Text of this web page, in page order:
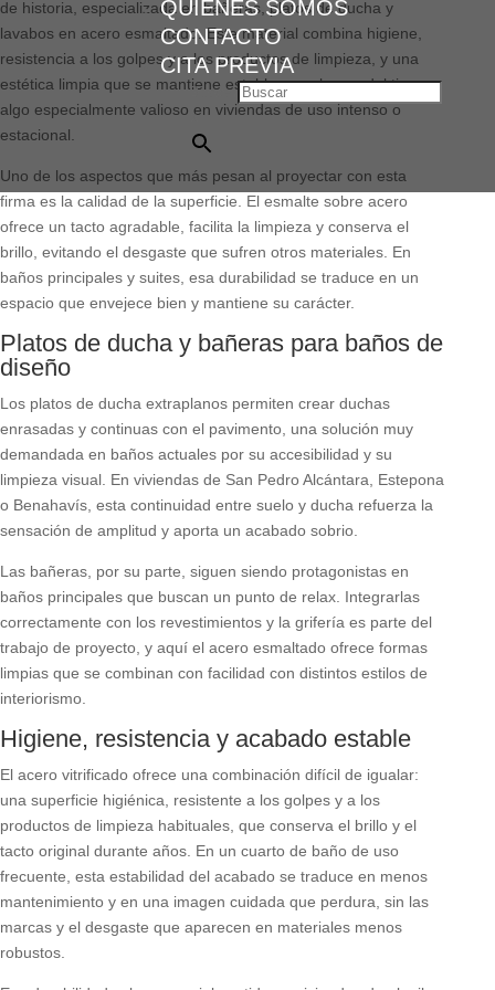
QUIENES SOMOS
CONTACTO
CITA PREVIA
Buscar
×
de historia, especializada en bañeras, platos de ducha y
lavabos en acero esmaltado. Este material combina higiene,
resistencia a los golpes y a los productos de limpieza, y una
estética limpia que se mantiene estable con el paso del tiempo,
algo especialmente valioso en viviendas de uso intenso o
estacional.
Uno de los aspectos que más pesan al proyectar con esta
firma es la calidad de la superficie. El esmalte sobre acero
ofrece un tacto agradable, facilita la limpieza y conserva el
brillo, evitando el desgaste que sufren otros materiales. En
baños principales y suites, esa durabilidad se traduce en un
espacio que envejece bien y mantiene su carácter.
Platos de ducha y bañeras para baños de
diseño
Los platos de ducha extraplanos permiten crear duchas
enrasadas y continuas con el pavimento, una solución muy
demandada en baños actuales por su accesibilidad y su
limpieza visual. En viviendas de San Pedro Alcántara, Estepona
o Benahavís, esta continuidad entre suelo y ducha refuerza la
sensación de amplitud y aporta un acabado sobrio.
Las bañeras, por su parte, siguen siendo protagonistas en
baños principales que buscan un punto de relax. Integrarlas
correctamente con los revestimientos y la grifería es parte del
trabajo de proyecto, y aquí el acero esmaltado ofrece formas
limpias que se combinan con facilidad con distintos estilos de
interiorismo.
Higiene, resistencia y acabado estable
El acero vitrificado ofrece una combinación difícil de igualar:
una superficie higiénica, resistente a los golpes y a los
productos de limpieza habituales, que conserva el brillo y el
tacto original durante años. En un cuarto de baño de uso
frecuente, esta estabilidad del acabado se traduce en menos
mantenimiento y en una imagen cuidada que perdura, sin las
marcas y el desgaste que aparecen en materiales menos
robustos.